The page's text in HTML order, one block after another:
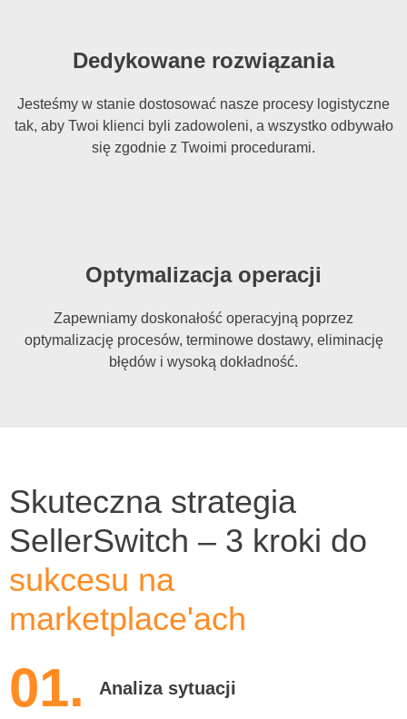
Dedykowane rozwiązania
Jesteśmy w stanie dostosować nasze procesy logistyczne
tak, aby Twoi klienci byli zadowoleni, a wszystko odbywało
się zgodnie z Twoimi procedurami.
Optymalizacja operacji
Zapewniamy doskonałość operacyjną poprzez
optymalizację procesów, terminowe dostawy, eliminację
błędów i wysoką dokładność.
Skuteczna strategia
SellerSwitch – 3 kroki do
sukcesu na
marketplace'ach
01. Analiza sytuacji